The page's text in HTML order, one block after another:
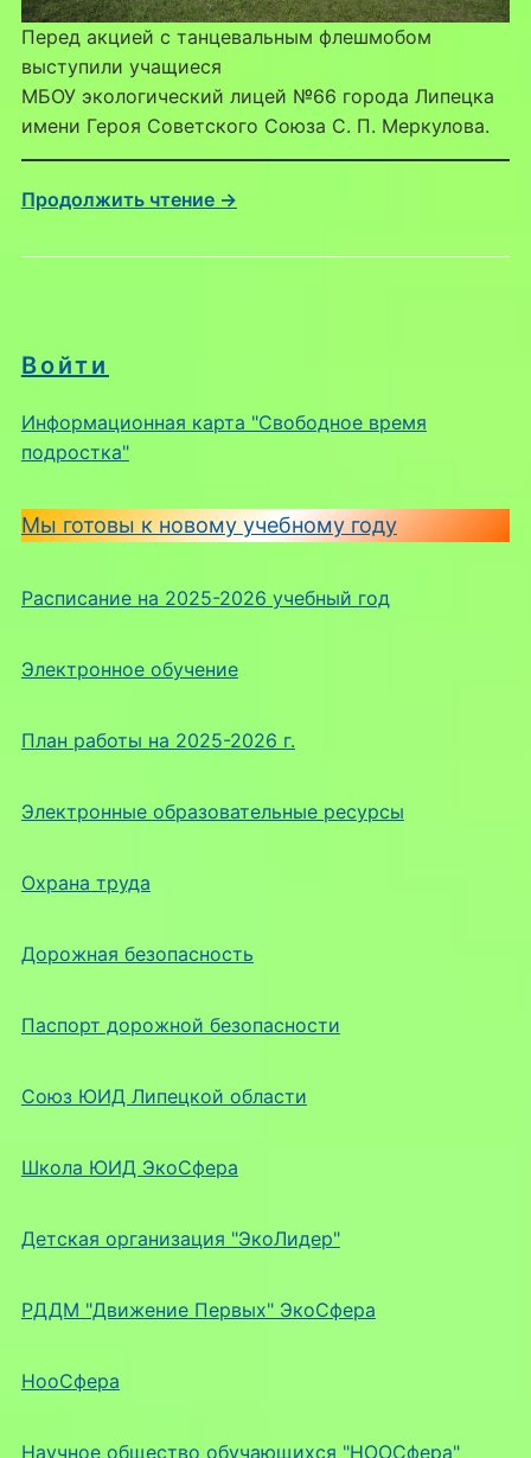
Войти
Информационная карта "Свободное время
подростка"
Мы готовы к новому учебному году
Расписание на 2025-2026 учебный год
Электронное обучение
План работы на 2025-2026 г.
Электронные образовательные ресурсы
Охрана труда
Дорожная безопасность
Паспорт дорожной безопасности
Союз ЮИД Липецкой области
Школа ЮИД ЭкоСфера
Детская организация "ЭкоЛидер"
РДДМ "Движение Первых" ЭкоСфера
НооСфера
Научное общество обучающихся "НООСфера"
Перед акцией с танцевальным флешмобом
выступили учащиеся
МБОУ экологический лицей №66 города Липецка
имени Героя Советского Союза С. П. Меркулова.
Продолжить чтение →